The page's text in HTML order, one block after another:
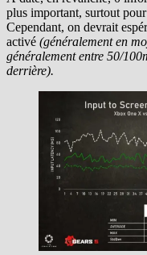
plus important, surtout
Cependant, on devrait
activé (généralement en
généralement entre 50/
derrière).